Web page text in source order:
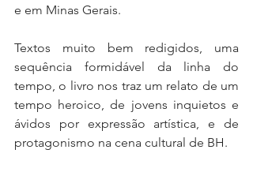
e em Minas Gerais.
Textos muito bem redigidos, uma
sequência formidável da linha do
tempo, o livro nos traz um relato de um
tempo heroico, de jovens inquietos e
ávidos por expressão artística, e de
protagonismo na cena cultural de BH.